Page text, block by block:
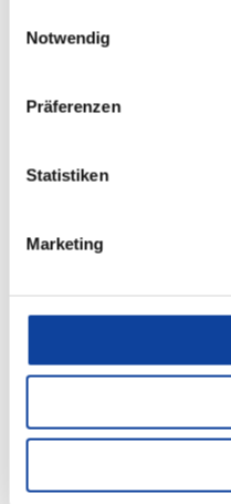
Notwendig
Präferenzen
Statistiken
Marketing